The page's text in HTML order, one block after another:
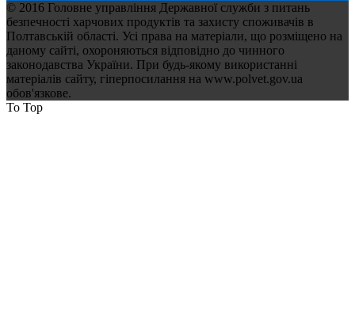
© 2016 Головне управління Державної служби з питань
безпечності харчових продуктів та захисту споживачів в
Полтавській області. Усі права на матеріали, що розміщено на
даному сайті, охороняються відповідно до чинного
законодавства України. При будь-якому використанні
матеріалів сайту, гіперпосилання на www.polvet.gov.ua
обов'язкове.
To Top